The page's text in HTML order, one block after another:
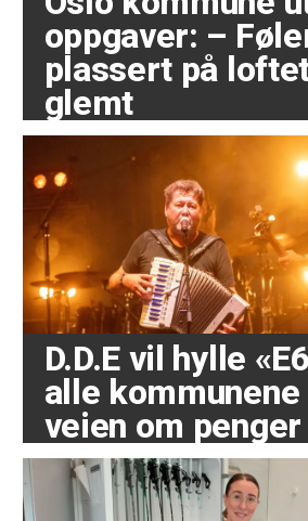
oppgaver: –
plassert på
glemt
D.D.E vil hylle
alle kommunene
veien om penger